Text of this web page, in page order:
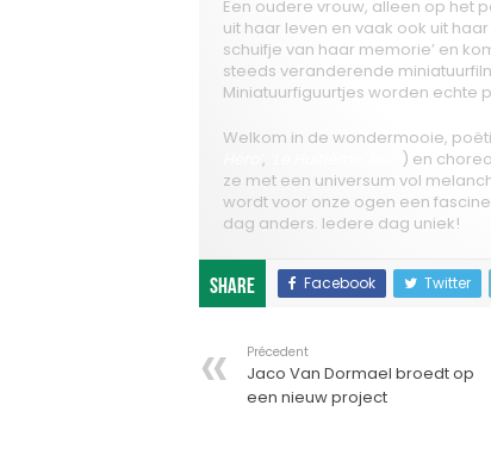
Een oudere vrouw, alleen op het
uit haar leven en vaak ook uit
schuifje van haar memorie’ en
steeds veranderende
Miniatuurfiguurtjes worden echte
Welkom in de wondermooie,
, ) en
ze met een universum vol
wordt voor onze ogen een
dag anders. Iedere dag uniek!
Share Facebook Twitter
Précedent
Jaco Van Dormael broedt op
een nieuw project